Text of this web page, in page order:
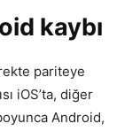
kaybı
pariteye
iOS’ta, diğer
Android,